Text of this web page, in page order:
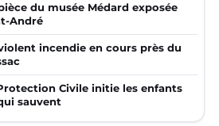
du musée Médard exposée
André
incendie en cours près du
Civile initie les enfants
sauvent